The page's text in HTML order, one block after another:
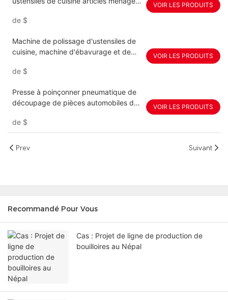
tonnes 300 tonnes 350 tonnes
de $
VOIR LES PRODUITS
Machine de polissage d'ustensiles de
cuisine, machine d'ébavurage et de
de $
VOIR LES PRODUITS
Presse à poinçonner pneumatique de
découpage de pièces automobiles de
de $
VOIR LES PRODUITS
Prev Suivant
Recommandé Pour Vous
Cas : Projet de ligne de production de
bouilloires au Népal